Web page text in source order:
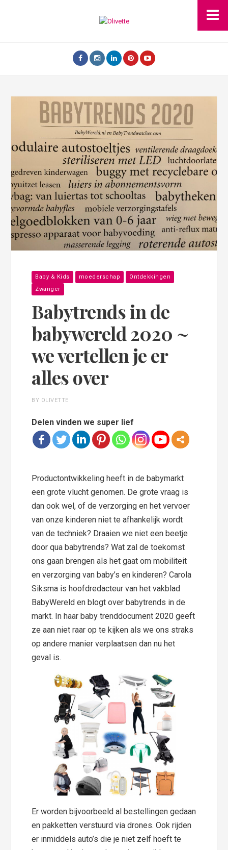
Baby & Kids moederschap
Ontdekkingen
Zwanger
Babytrends in de
babywereld 2020 ~
we vertellen je er
alles over
BY OLIVETTE
Delen vinden we super lief
Productontwikkeling heeft in de babymarkt
een grote vlucht genomen. De grote vraag is
dan ook wel, of de verzorging en het vervoer
van onze kinderen niet te afhankelijk wordt
van de techniek? Draaien we niet een beetje
door qua babytrends? Wat zal de toekomst
ons gaan brengen als het gaat om mobiliteit
en verzorging van baby’s en kinderen? Carola
Siksma is hoofdredacteur van het vakblad
BabyWereld en blogt over babytrends in de
markt. In haar baby trenddocument 2020 geeft
ze aan niet raar op te kijken als we ons straks
op andere manier verplaatsen dan nu het
geval is.
Er worden bijvoorbeeld al bestellingen gedaan
en pakketten verstuurd via drones. Ook rijden
er inmiddels auto’s die je niet zelf hoeft te